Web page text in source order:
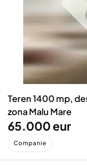
Servicii
Animale de
Afaceri și
Inchiriere Bunuri si
Utilaje agricole si
Piese auto si
Dacia Duster
Teren 1400 mp,
zona Malu Mare
65.000 eur
Companie